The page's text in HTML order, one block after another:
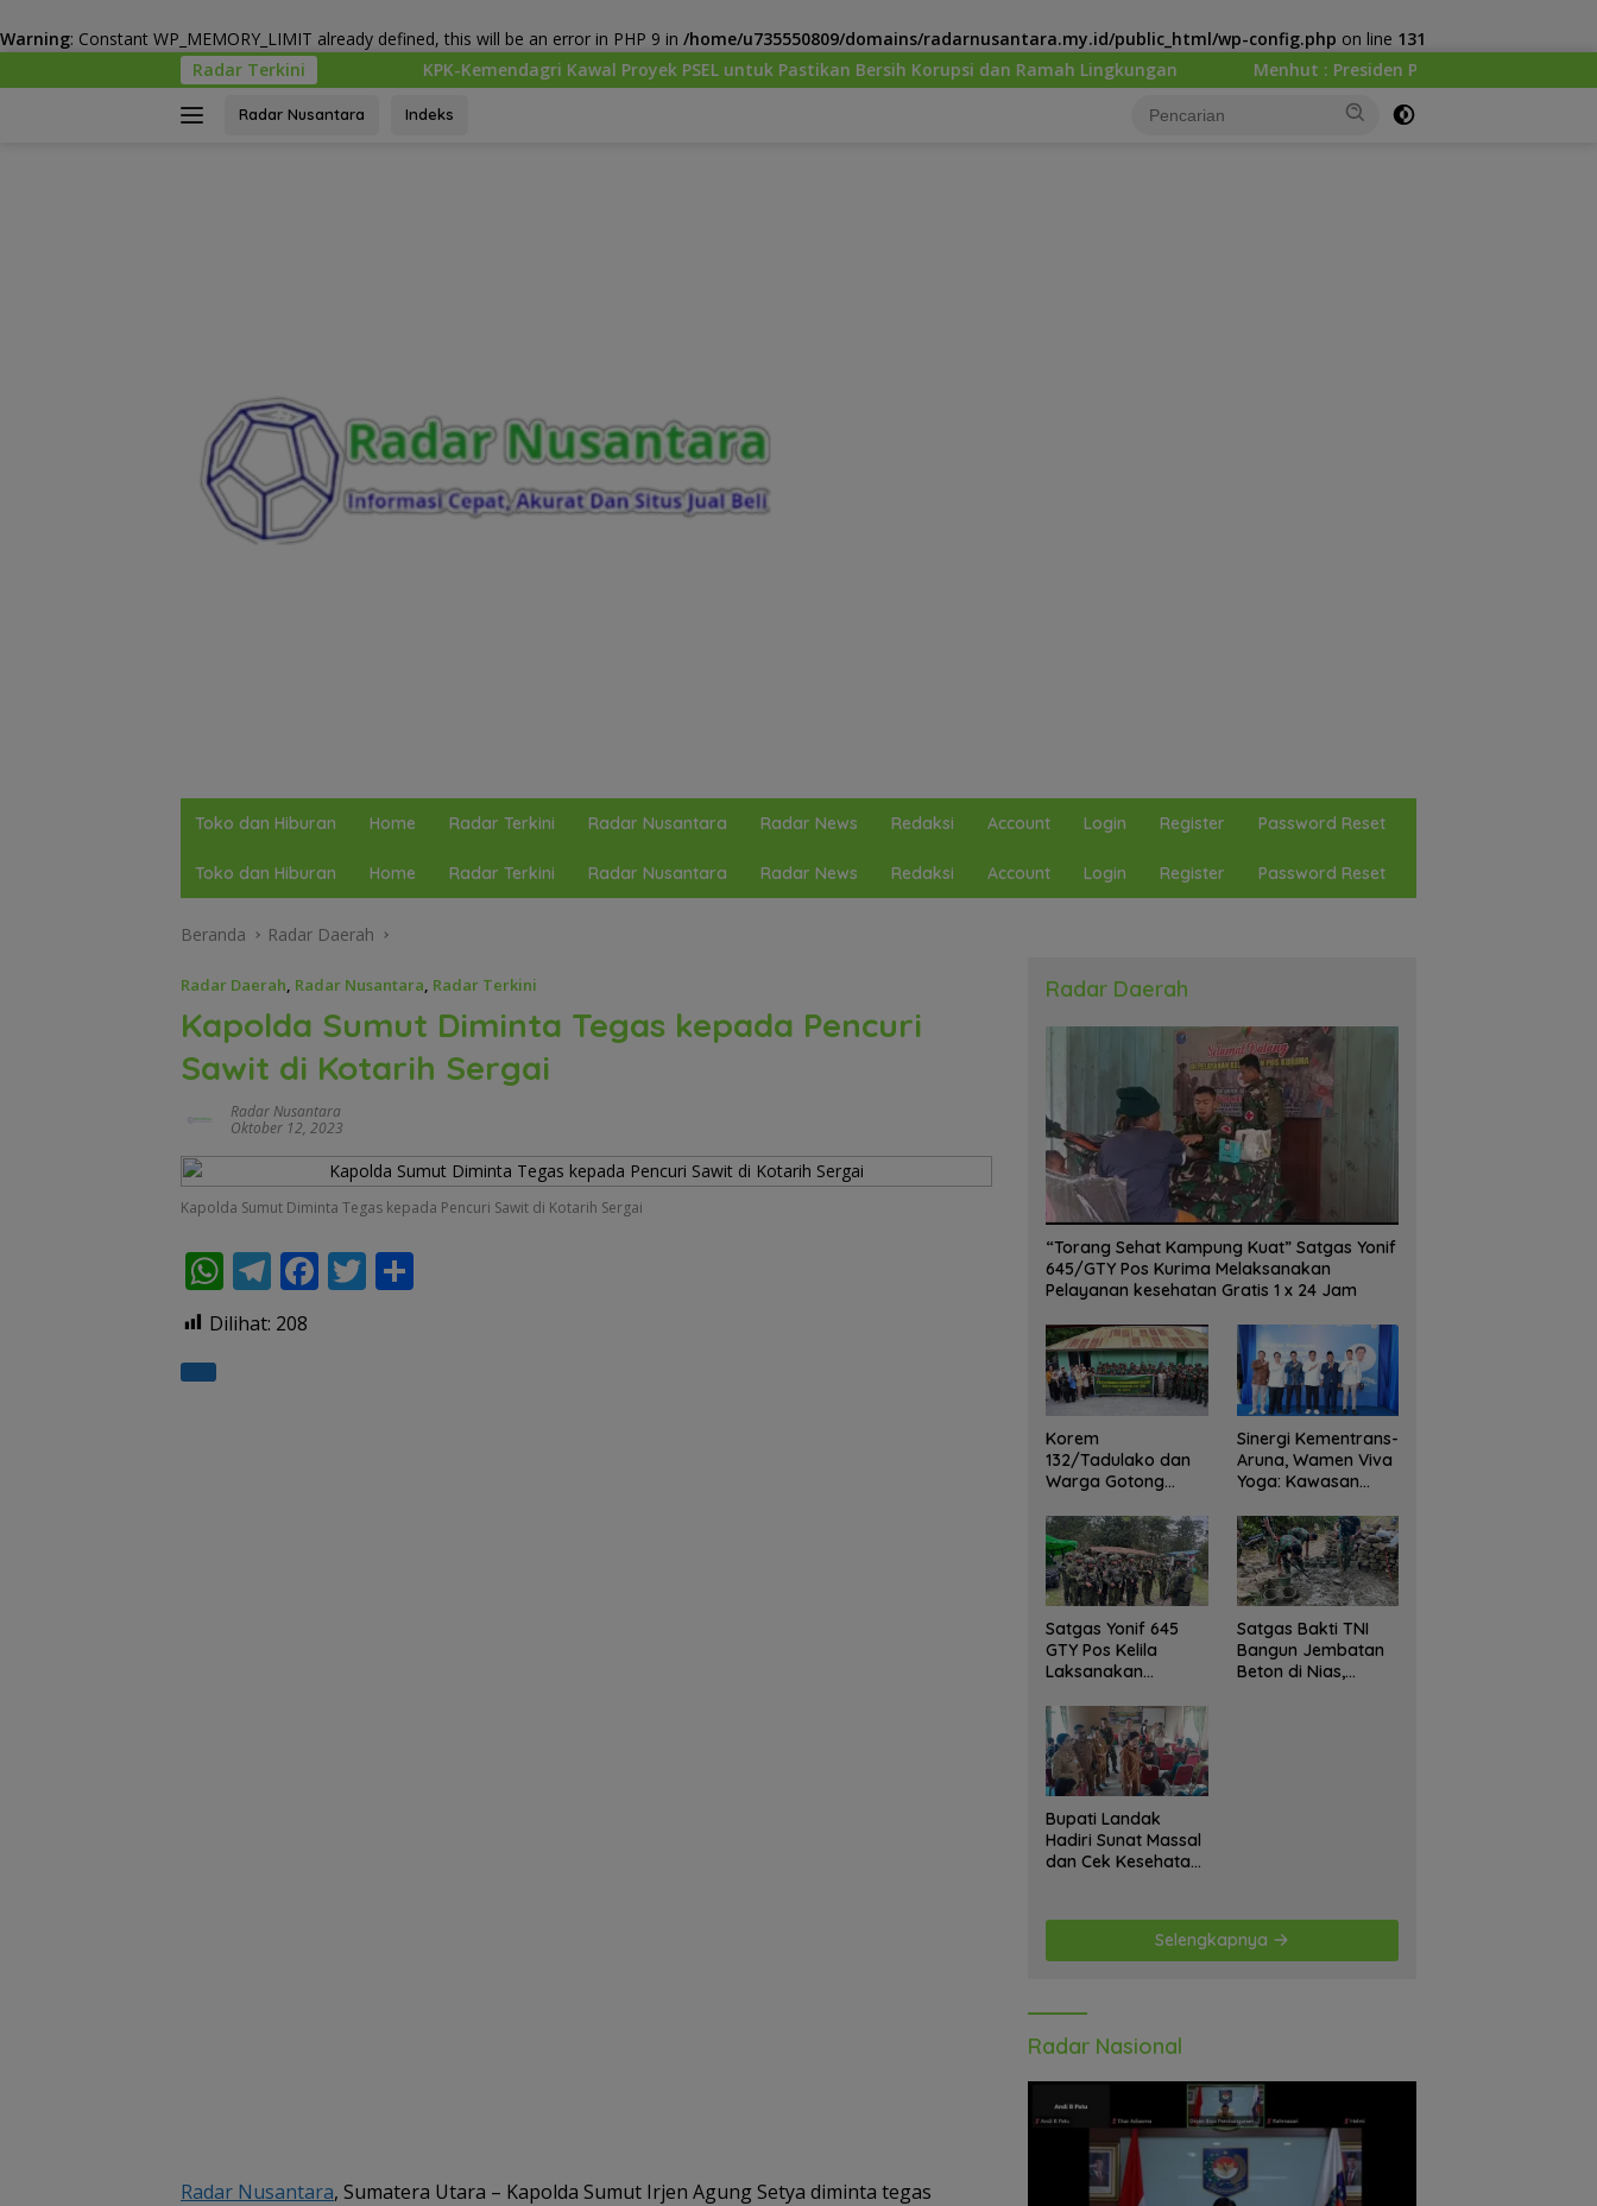
Warning: Constant WP_MEMORY_LIMIT already defined, this will be an error in PHP 9 in /home/u735550809/domains/radarnusantara.my.id/public_html/wp-config.php on line 131
ke
Radar Terkini
KPK-Kemendagri Kawal Proyek PSEL untuk Pastikan Bersih Korupsi dan Ramah Lingkungan Menhut : Presiden Prabowo Minta Kemenhut Bangun Tata
Radar Nusantara Indeks
Toko dan Hiburan Home Radar Terkini Radar Nusantara Radar News Redaksi Account Login Register Password Reset
Toko dan Hiburan Home Radar Terkini Radar Nusantara Radar News Redaksi Account Login Register Password Reset
Beranda Radar Daerah
Radar Daerah, Radar Nusantara, Radar Terkini
Kapolda Sumut Diminta Tegas kepada Pencuri
Sawit di Kotarih Sergai
Radar Nusantara
Oktober 12, 2023
Kapolda Sumut Diminta Tegas kepada Pencuri Sawit di Kotarih Sergai
W
h
at
T
el
e
F T
Dilihat: 208
Radar Nusantara, Sumatera Utara – Kapolda Sumut Irjen Agung Setya diminta tegas
Radar Daerah
“Torang Sehat Kampung Kuat” Satgas Yonif
645/GTY Pos Kurima Melaksanakan
Pelayanan kesehatan Gratis 1 x 24 Jam
Korem
132/Tadulako dan
Warga Gotong
Gedung Juang Palu
Sinergi Kementrans-
Aruna, Wamen Viva
Yoga: Kawasan
Sukses Ekspor
Rajungan Ke Pasar
Global
Satgas Yonif 645
GTY Pos Kelila
Laksanakan
Anjangsana
Ketempat Tokoh
Adat dan Lurah
Satgas Bakti TNI
Bangun Jembatan
Beton di Nias,
Bupati Landak
Hadiri Sunat Massal
dan Cek Kesehatan
Kegiatan
Selengkapnya
Radar Nasional